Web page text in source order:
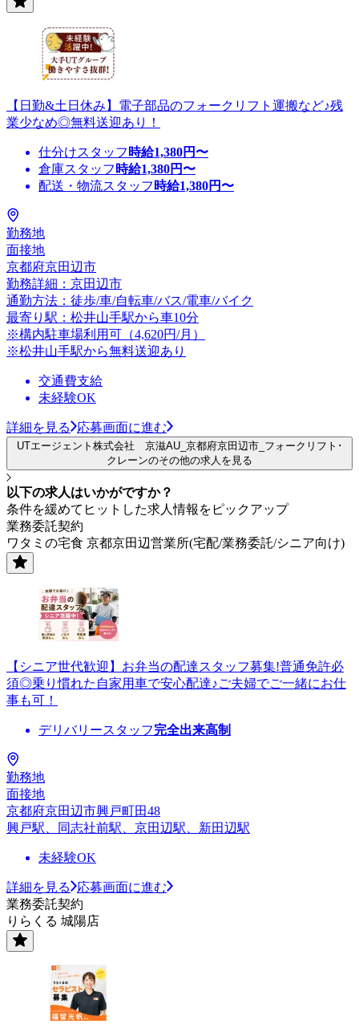
【日勤&土日休み】電子部品のフォークリフト運搬など♪残
業少なめ◎無料送迎あり！
仕分けスタッフ 時給1,380円〜
倉庫スタッフ 時給1,380円〜
配送・物流スタッフ 時給1,380円〜
勤務地
面接地
京都府京田辺市
勤務詳細：京田辺市
通勤方法：徒歩/車/自転車/バス/電車/バイク
最寄り駅：松井山手駅から車10分
※構内駐車場利用可（4,620円/月）
※松井山手駅から無料送迎あり
交通費支給
未経験OK
詳細を見る 応募画面に進む
UTエージェント株式会社 京滋AU_京都府京田辺市_フォークリフト･
クレーンのその他の求人を見る
以下の求人はいかがですか？
条件を緩めてヒットした求人情報をピックアップ
業務委託契約
ワタミの宅食 京都京田辺営業所(宅配/業務委託/シニア向け)
【シニア世代歓迎】お弁当の配達スタッフ募集!普通免許必
須◎乗り慣れた自家用車で安心配達♪ご夫婦でご一緒にお仕
事も可！
デリバリースタッフ完全出来高制
勤務地
面接地
京都府京田辺市興戸町田48
興戸駅、同志社前駅、京田辺駅、新田辺駅
未経験OK
詳細を見る
応募画面に進む
業務委託契約
りらくる 城陽店